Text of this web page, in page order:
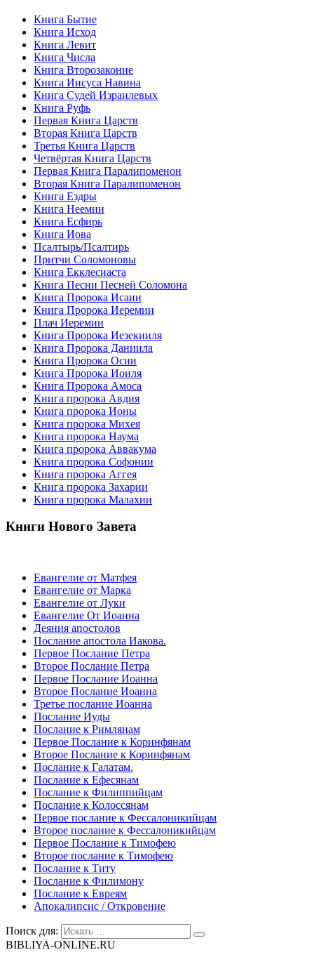
Книга Бытие
Книга Исход
Книга Левит
Книга Числа
Книга Второзаконие
Книга Иисуса Навина
Книга Судей Израилевых
Книга Руфь
Первая Книга Царств
Вторая Книга Царств
Третья Книга Царств
Четвёртая Книга Царств
Первая Книга Паралипоменон
Вторая Книга Паралипоменон
Книга Ездры
Книга Неемии
Книга Есфирь
Книга Иова
Псалтырь/Псалтирь
Притчи Соломоновы
Книга Екклесиаста
Книга Песни Песней Соломона
Книга Пророка Исаии
Книга Пророка Иеремии
Плач Иеремии
Книга Пророка Иезекииля
Книга Пророка Даниила
Книга Пророка Осии
Книга Пророка Иоиля
Книга Пророка Амоса
Книга пророка Авдия
Книга пророка Ионы
Книга пророка Михея
Книга пророка Наума
Книга пророка Аввакума
Книга пророка Софонии
Книга пророка Аггея
Книга пророка Захарии
Книга пророка Малахии
Книги Нового Завета
Евангелие от Матфея
Евангелие от Марка
Евангелие от Луки
Евангелие От Иоанна
Деяния апостолов
Послание апостола Иакова.
Первое Послание Петра
Второе Послание Петра
Первое Послание Иоанна
Второе Послание Иоанна
Третье послание Иоанна
Послание Иуды
Послание к Римлянам
Первое Послание к Коринфянам
Второе Послание к Коринфянам
Послание к Галатам.
Послание к Ефесянам
Послание к Филиппийцам
Послание к Колоссянам
Первое послание к Фессалоникийцам
Второе послание к Фессалоникийцам
Первое Послание к Тимофею
Второе послание к Тимофею
Послание к Титу
Послание к Филимону
Послание к Евреям
Апокалипсис / Откровение
Поиск для:
BIBLIYA-ONLINE.RU